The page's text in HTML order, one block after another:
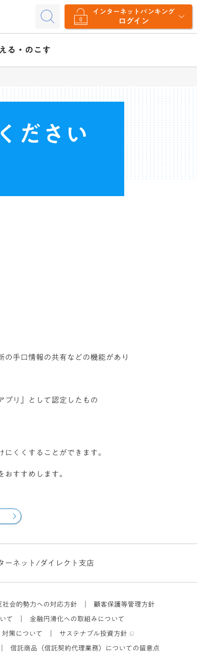
インターネットバンキング
ログイン
る・のこす
ださい
手口情報の共有などの機能があり
プリ』として認定したもの
くくすることができます。
すすめします。
ーネット/ダイレクト支店
社会的勢力への対応方針 顧客保護等管理方針
て 金融円滑化への取組みについて
策について サステナブル投資方針
信託商品（信託契約代理業務）についての留意点